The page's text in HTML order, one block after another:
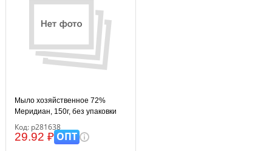
Мыло хозяйственное 72%
Меридиан, 150г, без упаковки
Код: р281638
29.92 ₽ОПТ